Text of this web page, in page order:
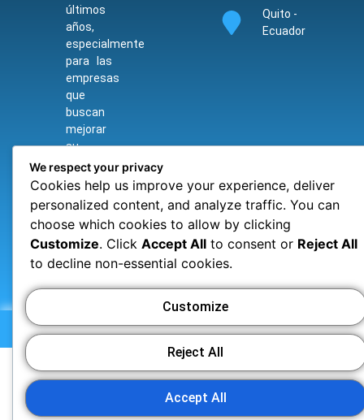
últimos
años,
especialmente
para las
empresas
que
buscan
mejorar
su
eficiencia
y
adaptarse
a un
mundo
cada
vez más
digitalizado.
Quito -
Ecuador
We respect your privacy
Cookies help us improve your experience, deliver
personalized content, and analyze traffic. You can
choose which cookies to allow by clicking
Customize. Click Accept All to consent or Reject All
to decline non-essential cookies.
Customize
Reject All
Accept All